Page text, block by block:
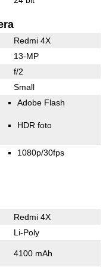
Redmi 4X
13-MP
f/2
Small
Adobe Flash
HDR foto
1080p/30fps
Redmi 4X
Li-Poly
4100 mAh